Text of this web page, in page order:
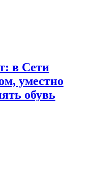
в Сети
уместно
обувь